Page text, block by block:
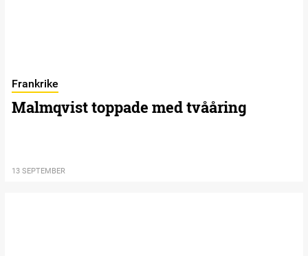
Frankrike
Malmqvist toppade med tvååring
13 SEPTEMBER